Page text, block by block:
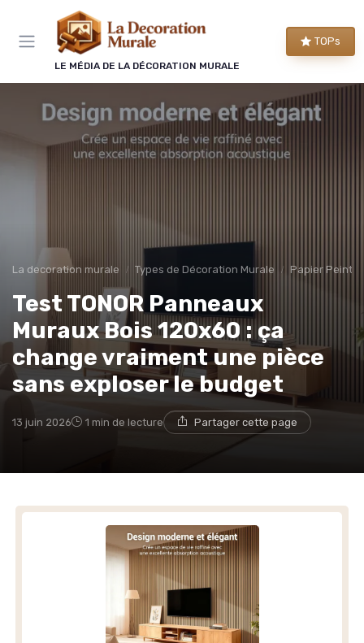
LE MÉDIA DE LA DÉCORATION MURALE
TOPs
La decoration murale Types de Décoration Murale Papier Peint
Test TONOR Panneaux
Muraux Bois 120x60 : ça
change vraiment une pièce
sans exploser le budget
13 juin 2026 1 min de lecture Partager cette page
Panneau de gestion des cookies